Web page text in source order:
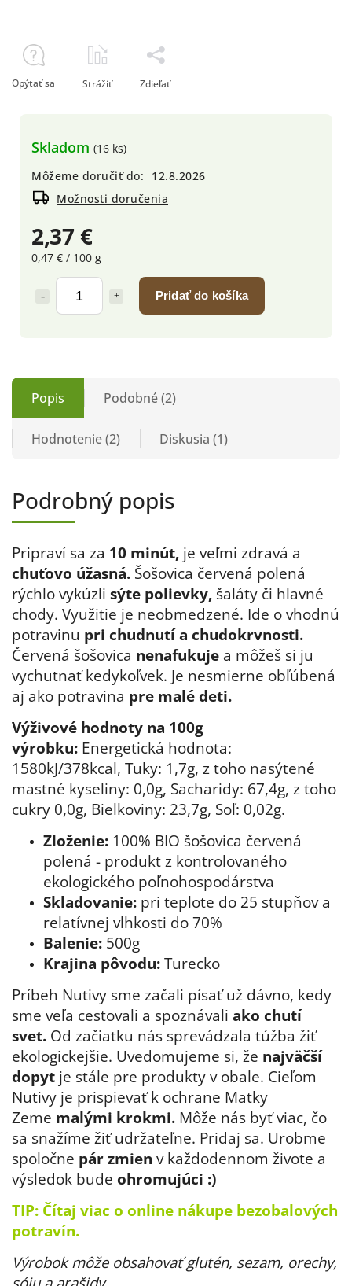
2,37 €
0,47 € / 100 g
Pridať do košíka
Skladom (16 ks)
Môžeme doručiť do:
12.8.2026
Možnosti doručenia
Opýtať sa Strážiť Zdieľať
Popis Podobné (2)
Hodnotenie (2) Diskusia (1)
Podrobný popis
Pripraví sa za 10 minút, je veľmi zdravá a
chuťovo úžasná. Šošovica červená polená
rýchlo vykúzli sýte polievky, šaláty či hlavné
chody. Využitie je neobmedzené. Ide o vhodnú
potravinu pri chudnutí a chudokrvnosti.
Červená šošovica nenafukuje a môžeš si ju
vychutnať kedykoľvek. Je nesmierne obľúbená
aj ako potravina pre malé deti.
Výživové hodnoty na 100g
výrobku: Energetická hodnota:
1580kJ/378kcal, Tuky: 1,7g, z toho nasýtené
mastné kyseliny: 0,0g, Sacharidy: 67,4g, z toho
cukry 0,0g, Bielkoviny: 23,7g, Soľ: 0,02g.
Zloženie: 100% BIO šošovica červená
polená - produkt z kontrolovaného
ekologického poľnohospodárstva
Skladovanie: pri teplote do 25 stupňov a
relatívnej vlhkosti do 70%
Balenie: 500g
Krajina pôvodu: Turecko
Príbeh Nutivy sme začali písať už dávno, kedy
sme veľa cestovali a spoznávali ako chutí
svet. Od začiatku nás sprevádzala túžba žiť
ekologickejšie. Uvedomujeme si, že najväčší
dopyt je stále pre produkty v obale. Cieľom
Nutivy je prispievať k ochrane Matky
Zeme malými krokmi. Môže nás byť viac, čo
sa snažíme žiť udržateľne. Pridaj sa. Urobme
spoločne pár zmien v každodennom živote a
výsledok bude ohromujúci :)
TIP: Čítaj viac o online nákupe bezobalových
potravín.
Výrobok môže obsahovať glutén, sezam, orechy,